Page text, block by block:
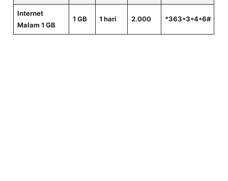
Internet
Malam 1 GB
1 GB 1 hari 2.000 *363*3*4*6#